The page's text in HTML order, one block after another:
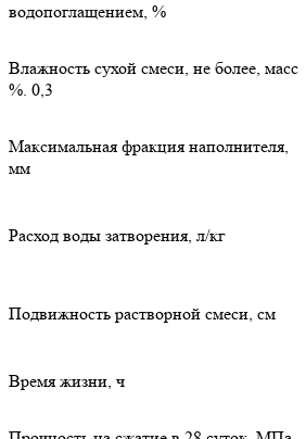
водопоглащением, %
Влажность сухой смеси, не более, масс
%. 0,3
Максимальная фракция наполнителя,
мм
Расход воды затворения, л/кг
Подвижность растворной смеси, см
Время жизни, ч